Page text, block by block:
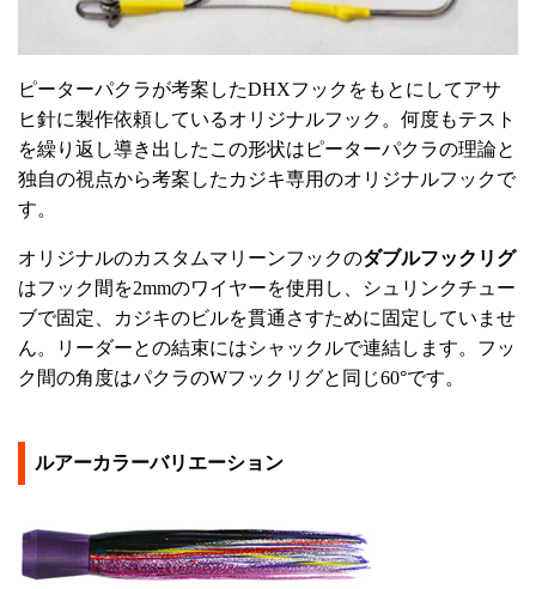
ピーターパクラが考案したDHXフックをもとにしてアサ
ヒ針に製作依頼しているオリジナルフック。何度もテスト
を繰り返し導き出したこの形状はピーターパクラの理論と
独自の視点から考案したカジキ専用のオリジナルフックで
す。
オリジナルのカスタムマリーンフックのダブルフックリグ
はフック間を2mmのワイヤーを使用し、シュリンクチュー
ブで固定、カジキのビルを貫通さすために固定していませ
ん。リーダーとの結束にはシャックルで連結します。フッ
ク間の角度はパクラのWフックリグと同じ60°です。
ルアーカラーバリエーション